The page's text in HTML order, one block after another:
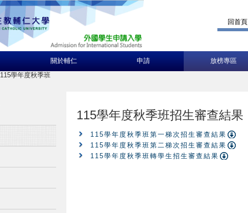
回首頁
關於輔仁 申請 放榜專區
115學年度秋季班
115學年度秋季班招生審查結果
115學年度秋季班第一梯次招生審查結果
115學年度秋季班第二梯次招生審查結果
115學年度秋季班轉學生招生審查結果